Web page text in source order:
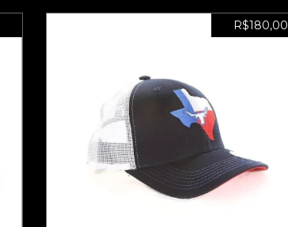
R$180,00
BONÉ LHT 45 - ADESIVO DE
BRINDE